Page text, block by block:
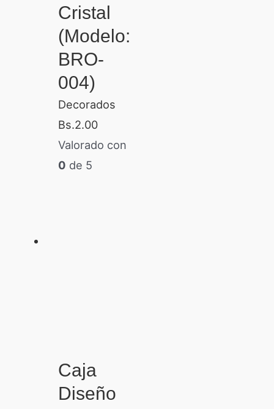
Cristal
(Modelo:
BRO-
004)
Decorados
Bs.2.00
Valorado con
0 de 5
Caja
Diseño